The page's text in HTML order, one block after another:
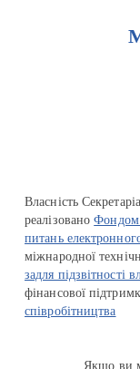
Власність
реалізованоФондом
питань
міжнародної
задля підзвітності
фінансової
співробітництва
Якщо ви